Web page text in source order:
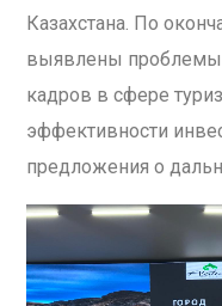
Казахстана. По
выявлены проблемы
кадров в сфере
эффективности
предложения о